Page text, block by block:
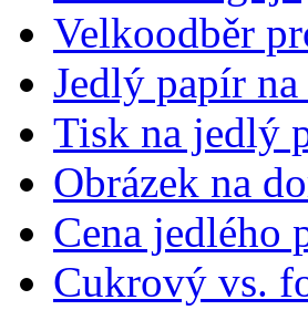
Velkoodběr
Jedlý papír
Tisk na jedlý
Obrázek na
Cena jedlého
Cukrový vs.